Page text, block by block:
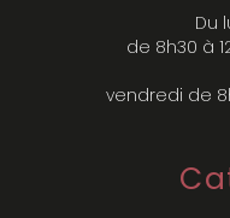
Du
de 8h30 à
vendredi de